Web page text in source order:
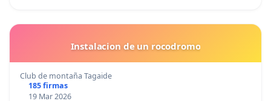
Instalacion de un rocodromo
Club de montaña Tagaide
185 firmas
19 Mar 2026